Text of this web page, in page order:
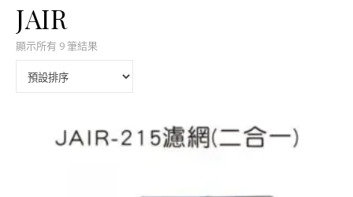
JAIR
顯示所有 9 筆結果